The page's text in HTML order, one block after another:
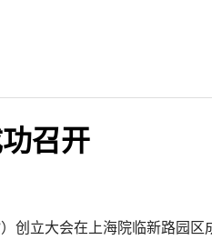
召开
创立大会在上海院临新路园